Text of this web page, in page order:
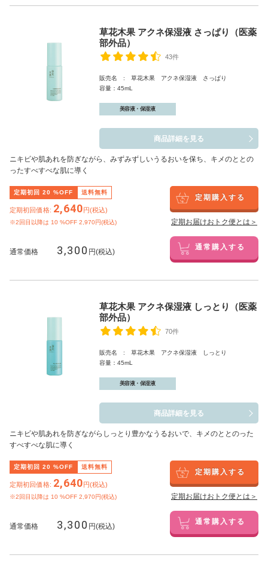
草花木果 アクネ保湿液 さっぱり（医薬
部外品）
43件
販売名 : 草花木果 アクネ保湿液 さっぱり
容量：45mL
美容液・保湿液
商品詳細を見る
ニキビや肌あれを防ぎながら、みずみずしいうるおいを保ち、キメのととの
ったすべすべな肌に導く
定期初回 20 %OFF 送料無料
定期初回価格: 2,640円(税込)
※2回目以降は 10 %OFF 2,970円(税込)
定期購入する
定期お届けおトク便とは＞
通常価格 3,300 円(税込) 通常購入する
草花木果 アクネ保湿液 しっとり（医薬
部外品）
70件
販売名 : 草花木果 アクネ保湿液 しっとり
容量：45mL
美容液・保湿液
商品詳細を見る
ニキビや肌あれを防ぎながらしっとり豊かなうるおいで、キメのととのった
すべすべな肌に導く
定期初回 20 %OFF 送料無料
定期初回価格: 2,640円(税込)
※2回目以降は 10 %OFF 2,970円(税込)
定期購入する
定期お届けおトク便とは＞
通常価格 3,300 円(税込) 通常購入する